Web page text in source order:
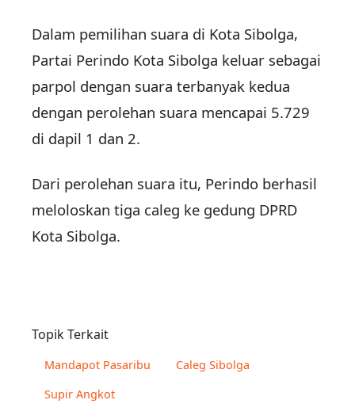
Dalam pemilihan suara di Kota Sibolga,
Partai Perindo Kota Sibolga keluar sebagai
parpol dengan suara terbanyak kedua
dengan perolehan suara mencapai 5.729
di dapil 1 dan 2.
Dari perolehan suara itu, Perindo berhasil
meloloskan tiga caleg ke gedung DPRD
Kota Sibolga.
Topik Terkait
Mandapot Pasaribu
Caleg Sibolga
Supir Angkot